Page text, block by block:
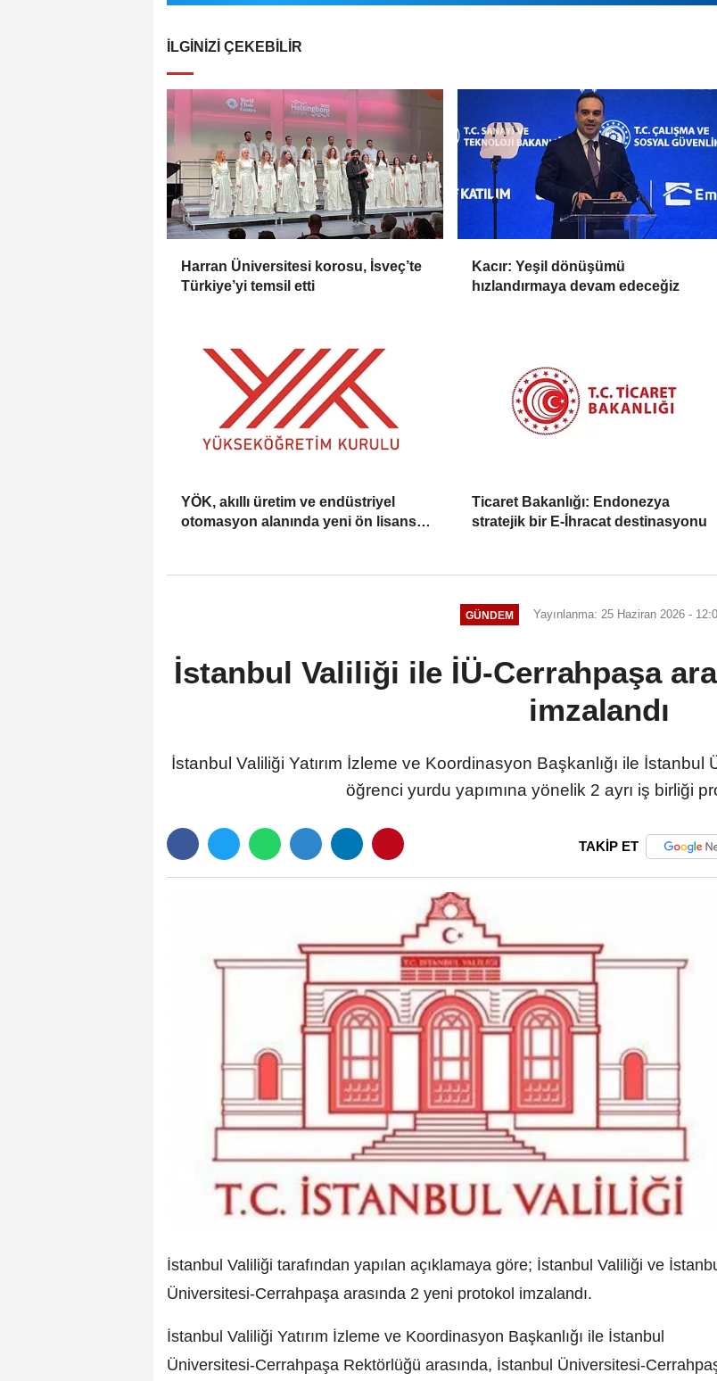
İLGINIZI ÇEKEBILIR
Harran Üniversitesi korosu, İsveç’te
Türkiye’yi temsil etti
Kacır: Yeşil dönüşümü
hızlandırmaya devam edeceğiz
YÖK, akıllı üretim ve endüstriyel
otomasyon alanında yeni ön lisans
Ticaret Bakanlığı: Endonezya
stratejik bir E-İhracat destinasyonu
GÜNDEM Yayınlanma: 25 Haziran 2026 -
İstanbul Valiliği ile İÜ-Cerrahpaşa
imzalandı
İstanbul Valiliği Yatırım İzleme ve Koordinasyon Başkanlığı ile
öğrenci yurdu yapımına yönelik 2 ayrı iş birliği
TAKİP ET
İstanbul Valiliği tarafından yapılan açıklamaya göre; İstanbul Valiliği ve
Üniversitesi-Cerrahpaşa arasında 2 yeni protokol imzalandı.
İstanbul Valiliği Yatırım İzleme ve Koordinasyon Başkanlığı ile İstanbul
Üniversitesi-Cerrahpaşa Rektörlüğü arasında, İstanbul Üniversitesi-